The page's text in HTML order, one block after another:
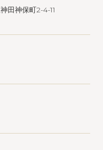
田神保町2-4-11